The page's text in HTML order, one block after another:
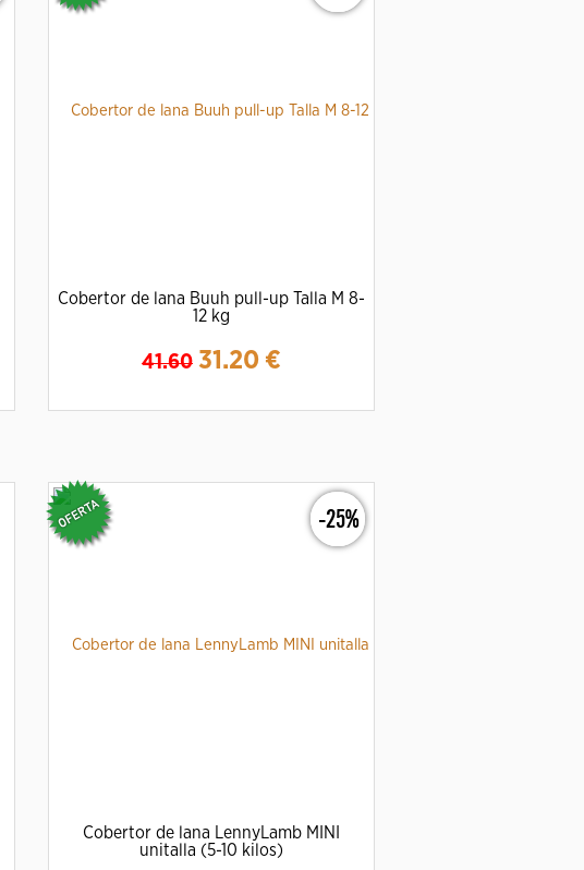
Cobertor de lana Buuh pull-up Talla M 8-
12 kg
41.60 31.20 €
-25%
Cobertor de lana LennyLamb MINI
unitalla (5-10 kilos)